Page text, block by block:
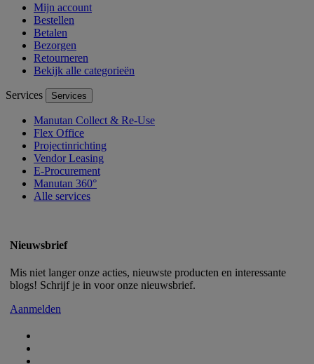
Mijn account
Bestellen
Betalen
Bezorgen
Retourneren
Bekijk alle categorieën
Services Services
Manutan Collect & Re-Use
Flex Office
Projectinrichting
Vendor Leasing
E-Procurement
Manutan 360°
Alle services
Nieuwsbrief
Mis niet langer onze acties, nieuwste producten en interessante
blogs! Schrijf je in voor onze nieuwsbrief.
Aanmelden